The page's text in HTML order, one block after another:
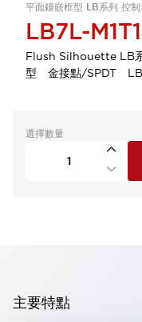
平面鑲嵌框型 LB系列 控
LB7L-
Flush Silhouette LB
型 金接點/SPDT
選擇數量
主要特點